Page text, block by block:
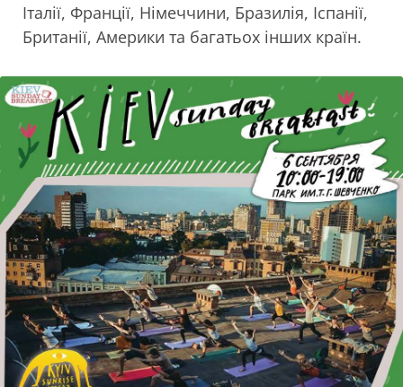
Італії, Франції, Німеччини, Бразилія, Іспанії,
Британії, Америки та багатьох інших країн.